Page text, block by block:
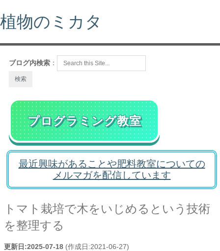
植物のミカタ
ブログ内検索 ：
プログラミング教室
最近興味があることや肥料教室についての
メルマガを配信しています
トマト栽培で木をいじめるという技術
を整理する
更新日:2025-07-18 (作成日:2021-06-27)